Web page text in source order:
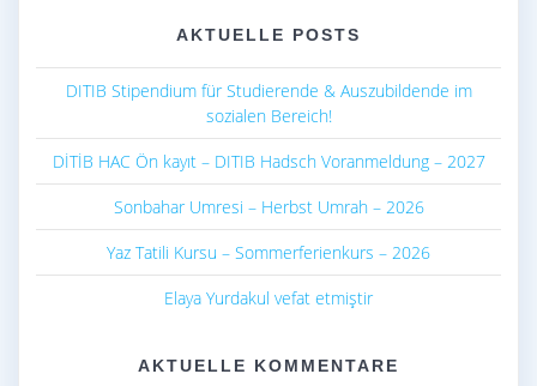
AKTUELLE POSTS
DITIB Stipendium für Studierende & Auszubildende im
sozialen Bereich!
DİTİB HAC Ön kayıt – DITIB Hadsch Voranmeldung – 2027
Sonbahar Umresi – Herbst Umrah – 2026
Yaz Tatili Kursu – Sommerferienkurs – 2026
Elaya Yurdakul vefat etmiştir
AKTUELLE KOMMENTARE